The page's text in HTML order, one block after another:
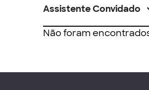
Assistente Convidado
Não foram